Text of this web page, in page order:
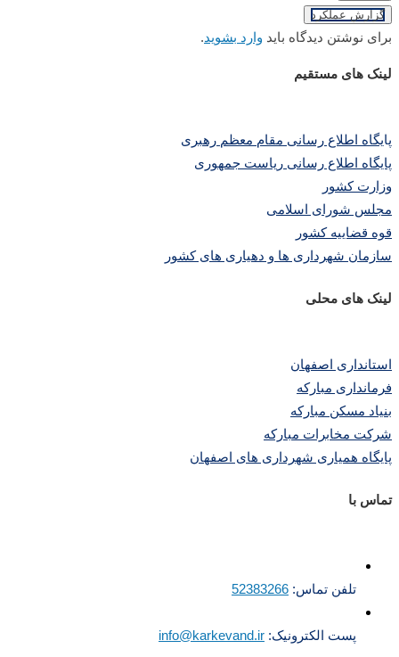
گزارش عملکرد
برای نوشتن دیدگاه باید وارد بشوید.
لینک های مستقیم
پایگاه اطلاع رسانی مقام معظم رهبری
پایگاه اطلاع رسانی ریاست جمهوری
وزارت کشور
مجلس شورای اسلامی
قوه قضاییه کشور
سازمان شهرداری ها و دهیاری های کشور
لینک های محلی
استانداری اصفهان
فرمانداری مبارکه
بنیاد مسکن مبارکه
شرکت مخابرات مبارکه
پایگاه همیاری شهرداری های اصفهان
تماس با
تلفن تماس: 52383266
پست الکترونیک: info@karkevand.ir